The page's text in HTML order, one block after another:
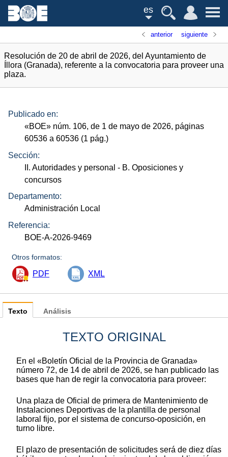
es
anterior siguiente
Resolución de 20 de abril de 2026, del Ayuntamiento de
Íllora (Granada), referente a la convocatoria para proveer una
plaza.
Publicado en:
«BOE» núm. 106, de 1 de mayo de 2026, páginas
60536 a 60536 (1 pág.)
Sección:
II. Autoridades y personal - B. Oposiciones y
concursos
Departamento:
Administración Local
Referencia:
BOE-A-2026-9469
Otros formatos:
PDF XML
Texto
TEXTO ORIGINAL
En el «Boletín Oficial de la Provincia de Granada»
número 72, de 14 de abril de 2026, se han publicado las
bases que han de regir la convocatoria para proveer:
Una plaza de Oficial de primera de Mantenimiento de
Instalaciones Deportivas de la plantilla de personal
laboral fijo, por el sistema de concurso-oposición, en
turno libre.
El plazo de presentación de solicitudes será de diez días
Análisis